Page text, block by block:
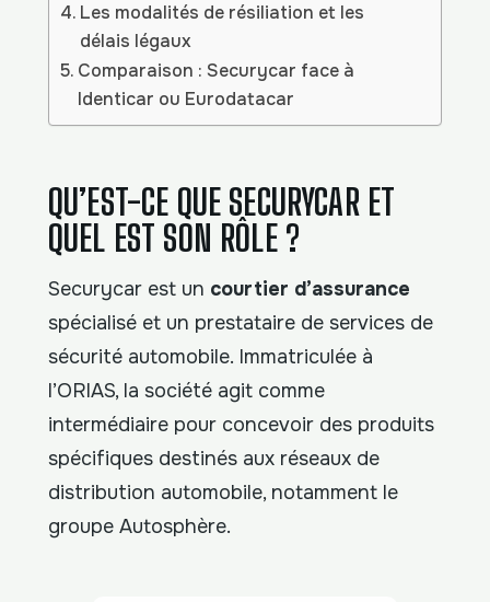
Les modalités de résiliation et les
délais légaux
Comparaison : Securycar face à
Identicar ou Eurodatacar
QU’EST-CE QUE SECURYCAR ET
QUEL EST SON RÔLE ?
Securycar est un courtier d’assurance
spécialisé et un prestataire de services de
sécurité automobile. Immatriculée à
l’ORIAS, la société agit comme
intermédiaire pour concevoir des produits
spécifiques destinés aux réseaux de
distribution automobile, notamment le
groupe Autosphère.